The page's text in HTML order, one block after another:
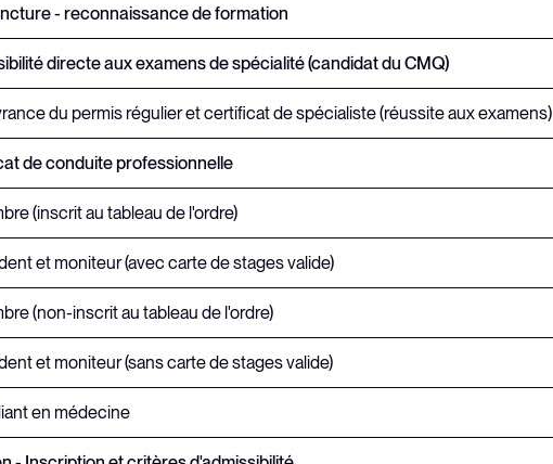
- reconnaissance de formation
directe aux examens de spécialité (candidat du CMQ)
du permis régulier et certificat de spécialiste (réussite aux examens)
de conduite professionnelle
(inscrit au tableau de l'ordre)
et moniteur (avec carte de stages valide)
(non-inscrit au tableau de l'ordre)
et moniteur (sans carte de stages valide)
en médecine